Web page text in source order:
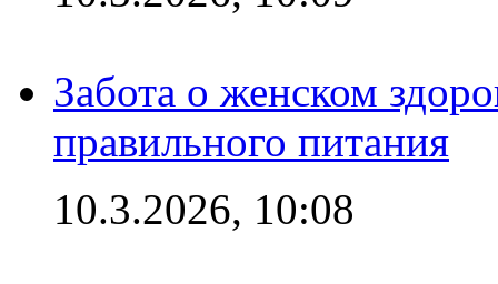
Забота о женском
правильного питания
10.3.2026, 10:08